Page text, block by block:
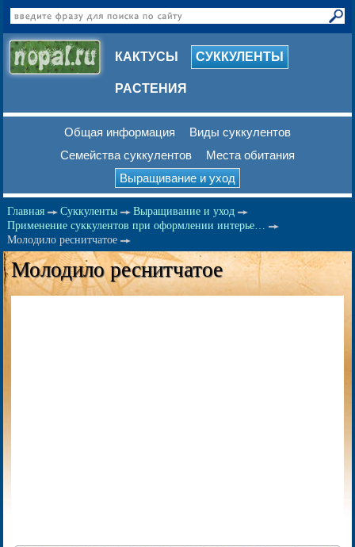
КАКТУСЫ СУККУЛЕНТЫ
РАСТЕНИЯ
Общая информация
Виды суккулентов
Семейства суккулентов
Места обитания
Выращивание и уход
Главная Суккуленты
Выращивание и уход
Применение суккулентов при оформлении интерье…
Молодило реснитчатое
Молодило реснитчатое